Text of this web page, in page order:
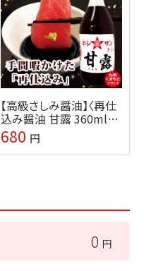
【高級さしみ醤油】〈再仕
込み醤油 甘露 360ml〉
【九州熊本の老舗醤油屋
ホシサン】
680 円
0 円